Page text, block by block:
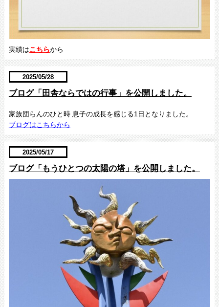
実績はこちらから
2025/05/28
ブログ「田舎ならではの行事」を公開しました。
家族団らんのひと時 息子の成長を感じる1日となりました。
ブログはこちらから
2025/05/17
ブログ「もうひとつの太陽の塔」を公開しました。